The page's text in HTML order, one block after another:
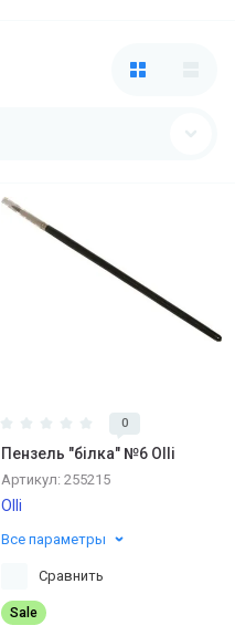
0
Пензель "білка" №6 Olli
Артикул: 255215
Olli
Все параметры
Сравнить
Sale